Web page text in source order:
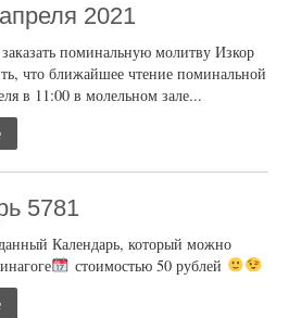
2021
поминальную молитву Изкор
что ближайшее чтение поминальной
в 11:00 в молельном зале...
5781
Календарь, который можно
стоимостью 50 рублей